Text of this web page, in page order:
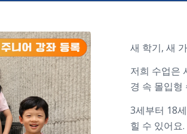
새 학기, 새
저희 수업은
경 속 몰입형
3세부터 18
힐 수 있어요.